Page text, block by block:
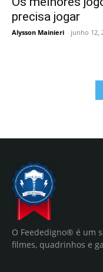
precisa jogar
Alysson Mainieri - junho 12,
O Feededigno® é um
filmes, quadrinhos e